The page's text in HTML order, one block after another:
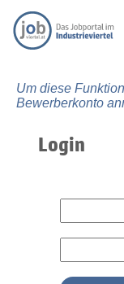
Um diese
Bewerberkonto
Login